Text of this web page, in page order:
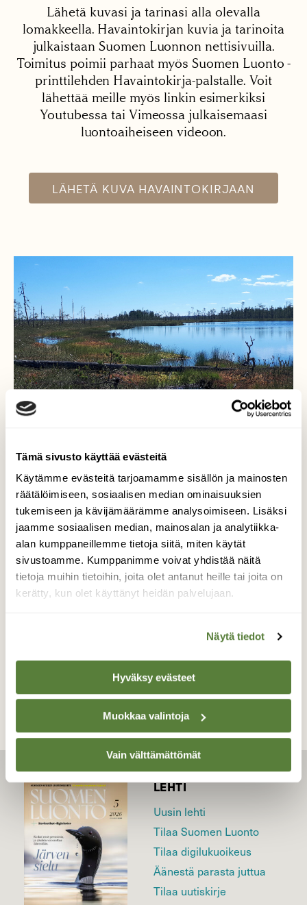
Tämä sivusto käyttää evästeitä
Käytämme evästeitä tarjoamamme sisällön ja mainosten
räätälöimiseen, sosiaalisen median ominaisuuksien
tukemiseen ja kävijämäärämme analysoimiseen. Lisäksi
jaamme sosiaalisen median, mainosalan ja analytiikka-
alan kumppaneillemme tietoja siitä, miten käytät
sivustoamme. Kumppanimme voivat yhdistää näitä
tietoja muihin tietoihin, joita olet antanut heille tai joita on
kerätty, kun olet käyttänyt heidän palvelujaan.
Näytä tiedot
Hyväksy evästeet
Muokkaa valintoja
Vain välttämättömät
Lähetä kuvasi ja tarinasi alla olevalla
lomakkeella. Havaintokirjan kuvia ja tarinoita
julkaistaan Suomen Luonnon nettisivuilla.
Toimitus poimii parhaat myös Suomen Luonto -
printtilehden Havaintokirja-palstalle. Voit
lähettää meille myös linkin esimerkiksi
Youtubessa tai Vimeossa julkaisemaasi
luontoaiheiseen videoon.
LÄHETÄ KUVA HAVAINTOKIRJAAN
Mielenrauhaa!!
...kylläpä oli paahtava helle Patvinsuolla .
Lisäksi hillojen verukkeena pyörivät äkäiset
paarmat...mutta kaikesta huolimatta luonto-
äiti tarjosi kerääjälle mielenrauhaa...
Valokuvaaja: Ahti Keränen, Lieksa,Patvinsuo
12.07.2018
TAKAISIN LISTAAN
LEHTI
Uusin lehti
Tilaa Suomen Luonto
Tilaa digilukuoikeus
Äänestä parasta juttua
Tilaa uutiskirje